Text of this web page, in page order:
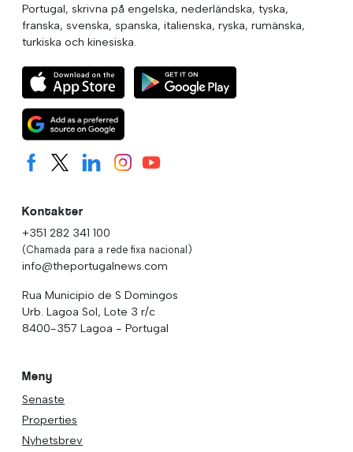
Portugal, skrivna på engelska, nederländska, tyska,
franska, svenska, spanska, italienska, ryska, rumänska,
turkiska och kinesiska.
Kontakter
+351 282 341 100
(Chamada para a rede fixa nacional)
info@theportugalnews.com
Rua Municipio de S Domingos
Urb. Lagoa Sol, Lote 3 r/c
8400-357 Lagoa - Portugal
Meny
Senaste
Properties
Nyhetsbrev